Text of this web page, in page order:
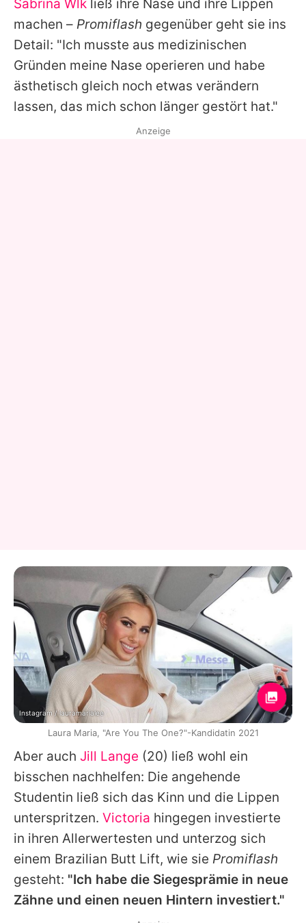
Sabrina Wlk ließ ihre Nase und ihre Lippen
machen – Promiflash gegenüber geht sie ins
Detail: "Ich musste aus medizinischen
Gründen meine Nase operieren und habe
ästhetisch gleich noch etwas verändern
lassen, das mich schon länger gestört hat."
Aber auch Jill Lange (20) ließ wohl ein
bisschen nachhelfen: Die angehende
Studentin ließ sich das Kinn und die Lippen
unterspritzen. Victoria hingegen investierte
in ihren Allerwertesten und unterzog sich
einem Brazilian Butt Lift, wie sie Promiflash
gesteht: "Ich habe die Siegesprämie in neue
Zähne und einen neuen Hintern investiert."
Anzeige
Instagram / lauramarialee
Laura Maria, "Are You The One?"-Kandidatin 2021